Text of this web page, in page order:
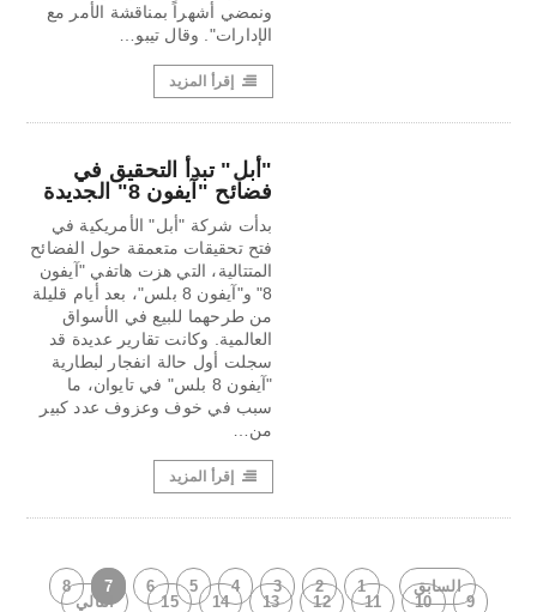
ونمضي أشهراً بمناقشة الأمر مع
الإدارات". وقال تيبو…
إقرأ المزيد
"أبل" تبدأ التحقيق في
فضائح "آيفون 8" الجديدة
بدأت شركة "أبل" الأمريكية في
فتح تحقيقات متعمقة حول الفضائح
المتتالية، التي هزت هاتفي "آيفون
8" و"آيفون 8 بلس"، بعد أيام قليلة
من طرحهما للبيع في الأسواق
العالمية. وكانت تقارير عديدة قد
سجلت أول حالة انفجار لبطارية
"آيفون 8 بلس" في تايوان، ما
سبب في خوف وعزوف عدد كبير
من…
إقرأ المزيد
السابق 1
2
3
4
5
6
7
8
9
10
11
12
13
14
15 التالي